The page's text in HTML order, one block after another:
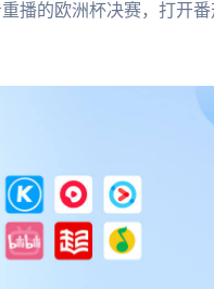
播的欧洲杯决赛，打开